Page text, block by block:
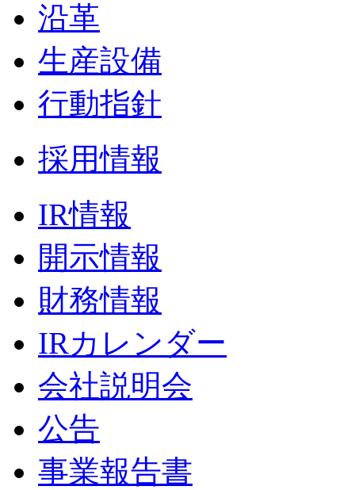
沿革
生産設備
行動指針
採用情報
IR情報
開示情報
財務情報
IRカレンダー
会社説明会
公告
事業報告書